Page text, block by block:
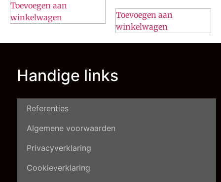
Toevoegen aan
winkelwagen
Toevoegen aan
winkelwagen
Handige links
Referenties
Algemene voorwaarden
Privacyverklaring
Cookieverklaring